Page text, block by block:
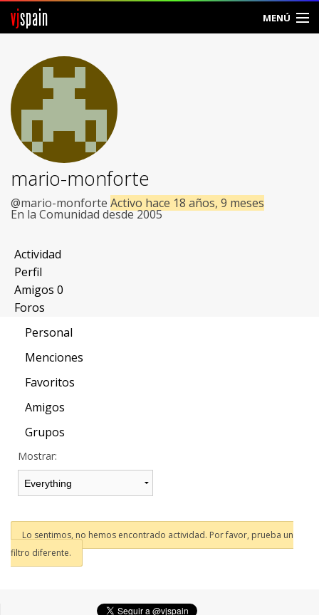
vjspain MENÚ
Foros
Noticias
Vjspain
Ayuda
Contacto
Entrar
Crear Cuenta
mario-monforte
@mario-monforte Activo hace 18 años, 9 meses
En la Comunidad desde 2005
Actividad
Perfil
Amigos 0
Foros
Personal
Menciones
Favoritos
Amigos
Grupos
Mostrar:
Lo sentimos, no hemos encontrado actividad. Por favor, prueba un
filtro diferente.